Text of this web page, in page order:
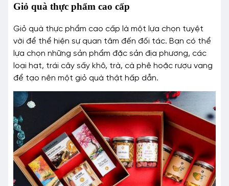
Giỏ quà thực phẩm cao cấp
Giỏ quà thực phẩm cao cấp là một lựa chọn tuyệt
vời để thể hiện sự quan tâm đến đối tác. Bạn có thể
lựa chọn những sản phẩm đặc sản địa phương, các
loại hạt, trái cây sấy khô, trà, cà phê hoặc rượu vang
để tạo nên một giỏ quà thật hấp dẫn.